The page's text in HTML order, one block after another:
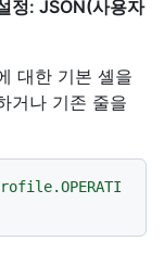
정: JSON(사용자
대한 기본 셸을
거나 기존 줄을